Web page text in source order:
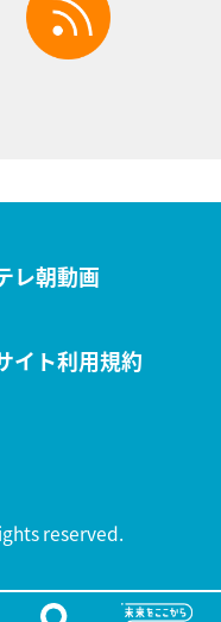
レ朝動画
イト利用規約
reserved.